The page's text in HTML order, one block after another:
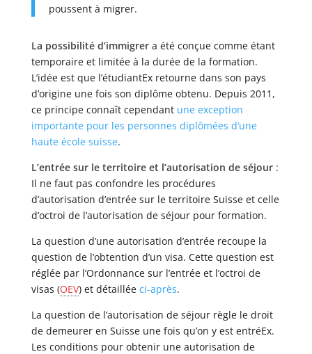
poussent à migrer.
La possibilité d’immigrera été conçue comme étant
temporaire et limitée à la durée de la formation.
L’idée est que l’étudiantEx retourne dans son pays
d’origine une fois son diplôme obtenu. Depuis 2011,
ce principe connaît cependant une exception
importante pour les personnes diplômées d’une
haute école suisse.
L’entrée sur le territoire et l’autorisation de séjour :
Il ne faut pas confondre les procédures
d’autorisation d’entrée sur le territoire Suisse et celle
d’octroi de l’autorisation de séjour pour formation.
La question d’une autorisation d’entrée recoupe la
question de l’obtention d’un visa. Cette question est
réglée par l’Ordonnance sur l’entrée et l’octroi de
visas (OEV) et détaillée ci-après.
La question de l’autorisation de séjour règle le droit
de demeurer en Suisse une fois qu’on y est entréEx.
Les conditions pour obtenir une autorisation de